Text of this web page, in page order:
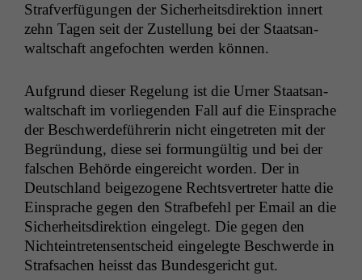
Strafver­fü­gun­gen der Sicher­heits­di­rek­tion innert
zehn Tagen seit der Zustel­lung bei der Staat­san­
waltschaft ange­focht­en wer­den können.
Auf­grund dieser Regelung ist die Urn­er Staat­san­
waltschaft im vor­liegen­den Fall auf die Ein­sprache
der Beschw­erde­führerin nicht einge­treten mit der
Begrün­dung, diese sei for­mungültig und bei der
falschen Behörde ein­gere­icht wor­den. Der in
Deutsch­land beige­zo­gene Rechtsvertreter hat­te die
Ein­sprache gegen den Straf­be­fehl per Email an die
Sicher­heits­di­rek­tion ein­gelegt. Die gegen den
Nichtein­tretensentscheid ein­gelegte Beschw­erde in
Straf­sachen heisst das Bun­des­gericht gut.